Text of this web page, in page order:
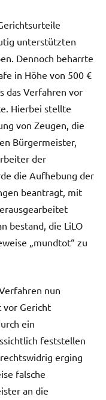
unterstützten
Dennoch beharrte
in Höhe von 500 €
das Verfahren vor
Hierbei stellte
von Zeugen, die
Bürgermeister,
der
die Aufhebung der
beantragt, mit
bestand, die LiLO
„mundtot“ zu
nun
vor Gericht
ein
feststellen
erging
falsche
an die